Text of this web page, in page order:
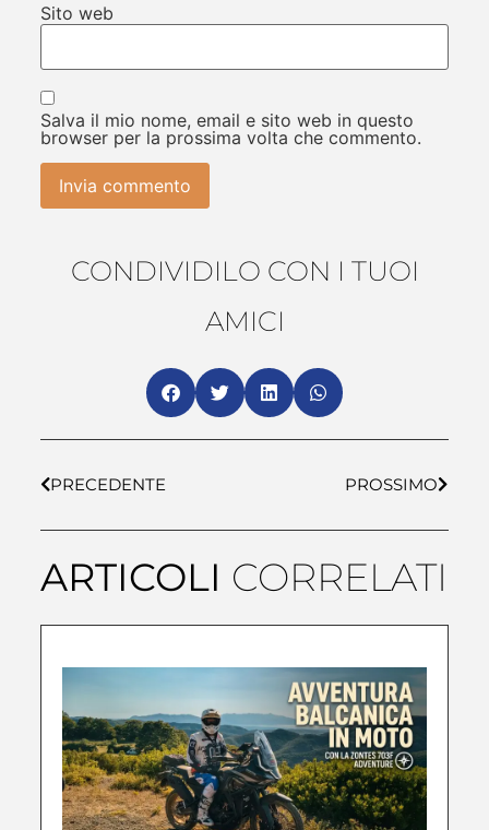
Sito web
Salva il mio nome, email e sito web in questo
browser per la prossima volta che commento.
CONDIVIDILO CON I TUOI
AMICI
PRECEDENTE PROSSIMO
ARTICOLI CORRELATI